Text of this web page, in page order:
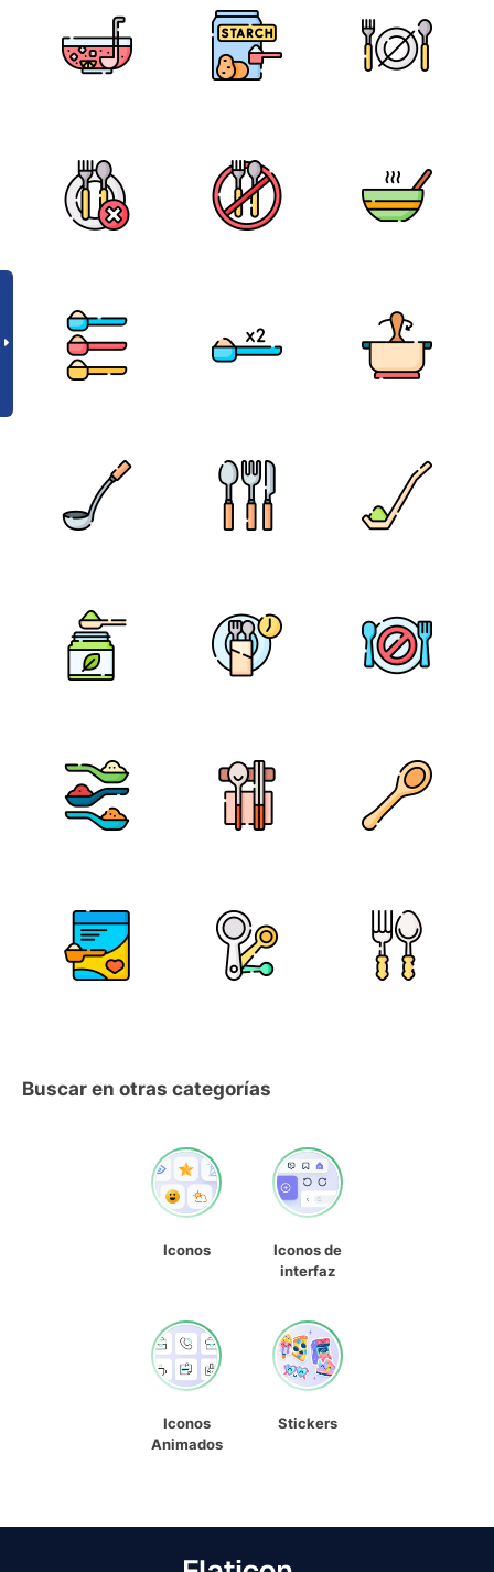
Buscar en otras categorías
Iconos
Iconos de
interfaz
Iconos
Animados
Stickers